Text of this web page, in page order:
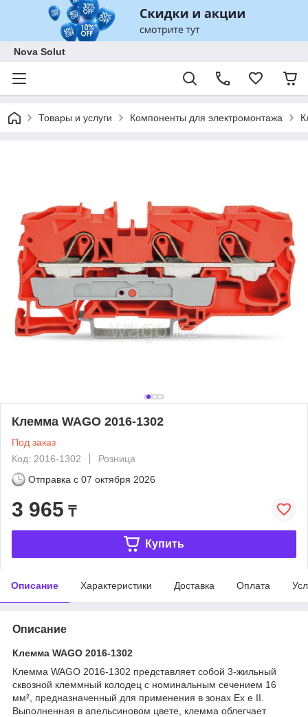
Nova Solut
Товары и услуги Компоненты для электромонтажа
Клемма WAGO 2016-1302
Под заказ
Код: 2016-1302
Розница
Отправка с 07 октября 2026
3 965 ₸
Купить
Описание Характеристики Доставка Оплата
Описание
Клемма WAGO 2016-1302
Клемма WAGO 2016-1302 представляет собой 3-жильный
сквозной клеммный колодец с номинальным сечением 16
мм², предназначенный для применения в зонах Ex e II.
Выполненная в апельсиновом цвете, клемма облегчает